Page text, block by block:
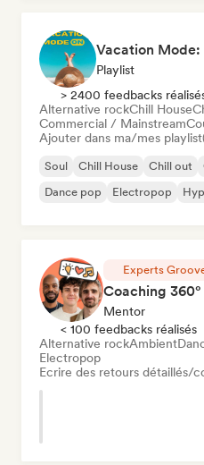
Vacation Mode:
Playlist
> 2400 feedbacks
Alternative rockChill House
Commercial / Mainstream
Ajouter dans ma/mes
Soul Chill House Chill out
Dance pop
Electropop
Experts
Coaching 360°
Mentor
< 100 feedbacks réalisés
Alternative rockAmbient
Electropop
Ecrire des retours détaillés/